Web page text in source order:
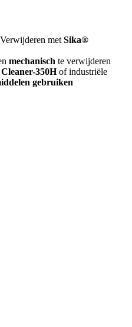
Verwijderen met Sika®
mechanisch te verwijderen
350Hof industriële
gebruiken